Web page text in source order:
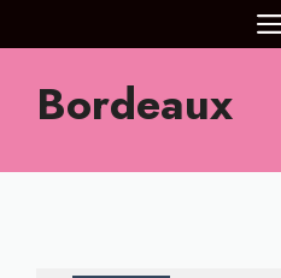
au
contenuBordeaux